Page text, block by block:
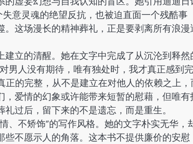
意灵魂的绝望反抗，也被迫直面一个残酷事
这场漫长的精神葬礼，正是要剥离所有浪漫
立的清醒。她在文字中完成了从沉沦到释然
男人没有期待，唯有独处时，我才真正感到完
的完整，从不是建立在对他人的依赖之上，
爱情的幻象或许能带来短暂的慰藉，但唯有
过后，留下来的不是遗忘，而是重生。
、不矫饰”的写作风格。她的文字朴实无华，
不愿示人的角落。这本书不提供廉价的安慰